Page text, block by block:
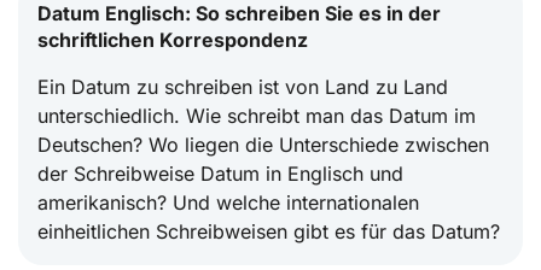
Datum Englisch: So schreiben Sie es in der
schriftlichen Korrespondenz
Ein Datum zu schreiben ist von Land zu Land
unterschiedlich. Wie schreibt man das Datum im
Deutschen? Wo liegen die Unterschiede zwischen
der Schreibweise Datum in Englisch und
amerikanisch? Und welche internationalen
einheitlichen Schreibweisen gibt es für das Datum?